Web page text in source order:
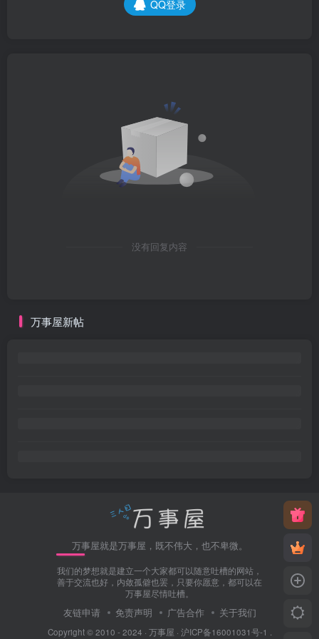
QQ登录
没有回复内容
万事屋新帖
万事屋就是万事屋，既不伟大，也不卑微。
我们的梦想就是建立一个大家都可以随意吐槽的网站，
善于交流也好，内敛孤僻也罢，只要你愿意，都可以在
万事屋尽情吐槽。
友链申请 免责声明 广告合作 关于我们
Copyright © 2010 - 2024 · 万事屋 · 沪ICP备16001031号-1